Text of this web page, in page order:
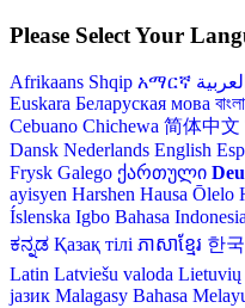
Please Select Your
Afrikaans Shqip አማርኛ العربية
Euskara Беларуская мова বাংলা
Cebuano Chichewa 简体中文
Dansk Nederlands English
Frysk Galego ქართული
ayisyen Harshen Hausa Ōlelo
Íslenska Igbo Bahasa
ಕನ್ನಡ Қазақ тілі ភាសាខ្មែរ 한
Latin Latviešu valoda Lietuvių
јазик Malagasy Bahasa